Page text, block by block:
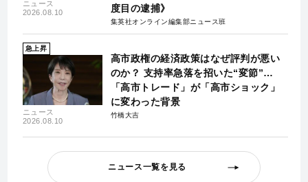
ニュース
2026.08.10
度目の逮捕》
集英社オンライン編集部ニュース班
急上昇
ニュース
2026.08.10
高市政権の経済政策はなぜ評判が悪い
のか？ 支持率急落を招いた“変節”…
「高市トレード」が「高市ショック」
に変わった背景
竹橋大吉
ニュース一覧を見る